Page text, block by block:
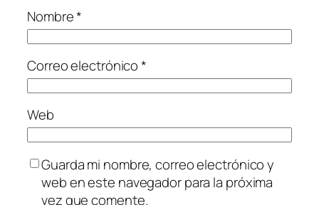
Nombre*
Correo electrónico*
Web
Guarda mi nombre, correo electrónico y
web en este navegador para la próxima
vez que comente.